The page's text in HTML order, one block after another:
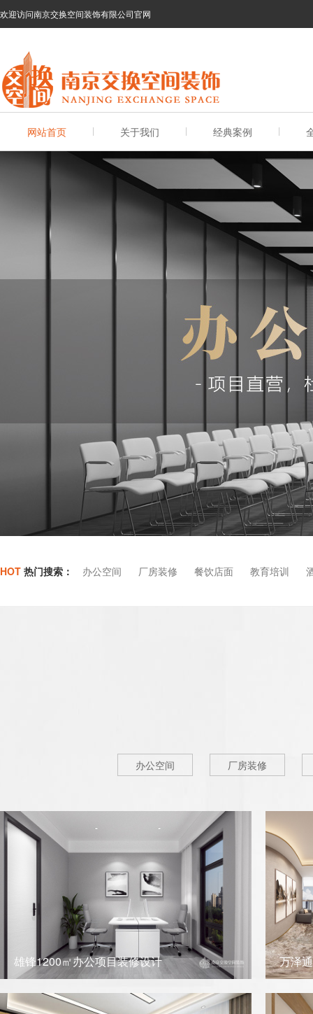
欢迎访问南京交换空间装饰有限公司官网
网站首页 关于我们 经典案例
HOT 热门搜索： 办公空间 厂房装修 餐饮店面 教育培训
办公空间 厂房装修
雄锋1200㎡办公项目装修设计 万泽